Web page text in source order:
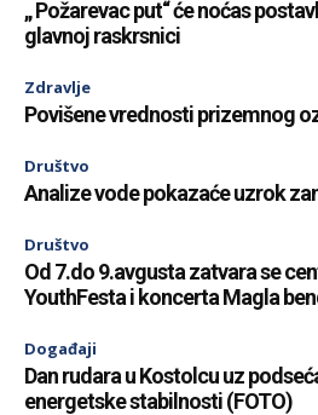
„ Požarevac put“ će noćas
glavnoj raskrsnici
Zdravlje
Povišene vrednosti prizemnog
Društvo
Analize vode pokazaće uzrok
Društvo
Od 7.do 9.avgusta zatvara se
YouthFesta i koncerta Magla
Događaji
Dan rudara u Kostolcu uz
energetske stabilnosti (FOTO)